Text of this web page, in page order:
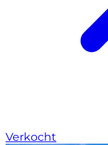
Verkocht